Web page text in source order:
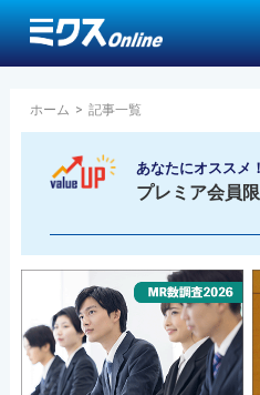
ホーム > 記事一覧
あなたにオススメ！
プレミア会員